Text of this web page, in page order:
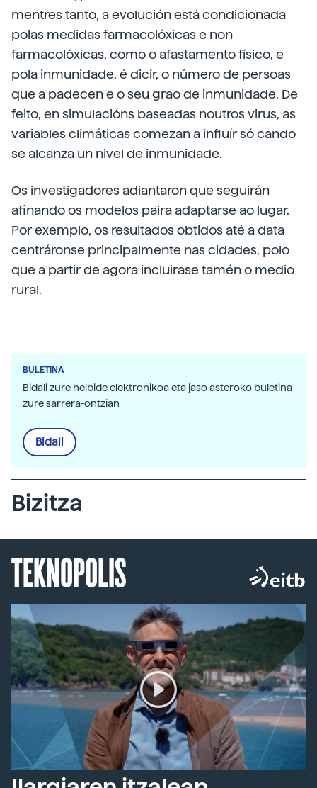
mentres tanto, a evolución está condicionada
polas medidas farmacolóxicas e non
farmacolóxicas, como o afastamento físico, e
pola inmunidade, é dicir, o número de persoas
que a padecen e o seu grao de inmunidade. De
feito, en simulacións baseadas noutros virus, as
variables climáticas comezan a influír só cando
se alcanza un nivel de inmunidade.
Os investigadores adiantaron que seguirán
afinando os modelos paira adaptarse ao lugar.
Por exemplo, os resultados obtidos até a data
centráronse principalmente nas cidades, polo
que a partir de agora incluirase tamén o medio
rural.
BULETINA
Bidali zure helbide elektronikoa eta jaso asteroko buletina
zure sarrera-ontzian
Bidali
Bizitza
TEKNOPOLIS